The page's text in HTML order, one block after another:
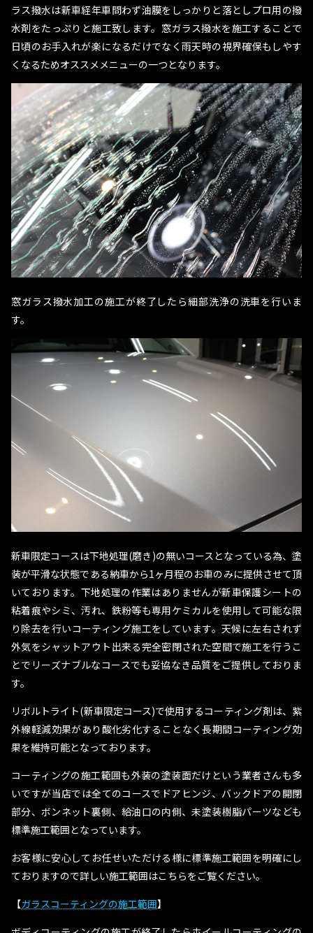
ラス撥水は新車経年車問わず油膜をしっかりと落としプロ用の撥
水剤をたっぷりと施工致します。窓ガラス撥水を施工することで
日頃のお手入れが楽になるだけでなく雨天時の視界確保もしやす
くなるためオススメメニューの一つとなります。
窓ガラス撥水加工の施工が終了したら細部洗浄の洗車を行いま
す。
新車限定コースは下地処理(磨き)の無いコースとなっている為、塗
装が平滑な状態である納車から1ヶ月程のお車のみに提供させて頂
いております。下地処理の作業はありませんが新車保護シートの
粘着痕やシミ、汚れ、鉄粉等も専用ケミカルを使用して可能な限
り除去を行いコーティング施工をしています。天候に左右されず
外気をシャットアウト出来る完全密閉された空間で施工を行うこ
とでリーズナブルなコースでも妥協なき品質をご提供しておりま
す。
リボルトライト(新車限定コース)で使用するコーティング剤は、紫
外線軽減効果があり酸化劣化することなく長期間コーティング効
果を維持可能となっております。
コーティングの施工範囲も外装の塗装面だけという業者さんも多
いですが当店では全てのコースでドアヒンジ、バックドアの開閉
部分、ボンネット裏側、給油口の内側、未塗装樹脂パーツなども
標準施工範囲となっています。
お客様に安心してお任せいただける様に標準施工範囲を明確にし
ておりますので詳しい施工範囲はこちらをご覧ください。
【ガラスコーティングの施工範囲】